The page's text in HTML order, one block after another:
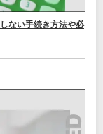
ない手続き方法や必